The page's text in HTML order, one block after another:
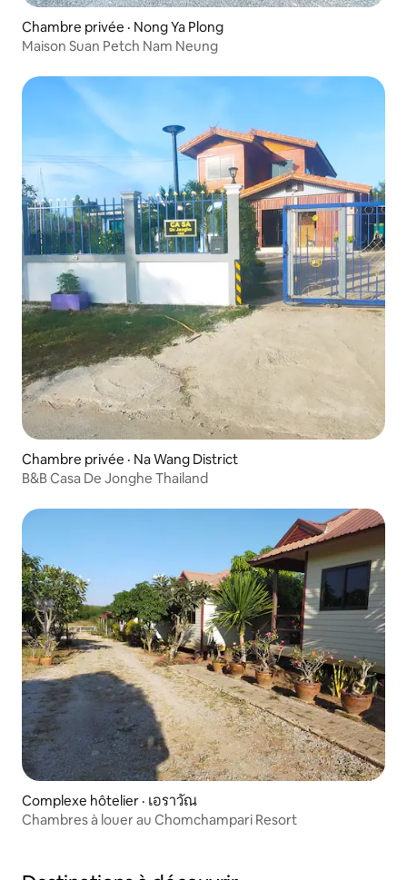
Chambre privée · Nong Ya Plong
Maison Suan Petch Nam Neung
Chambre privée · Na Wang District
B&B Casa De Jonghe Thailand
Complexe hôtelier · เอราวัณ
Chambres à louer au Chomchampari Resort